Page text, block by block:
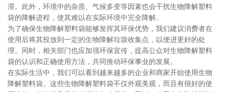
滞。此外，环境中的杂质、气候多变等因素也会干扰生物降解塑料
袋的降解进程，使其难以在实际环境中完全降解。
为了确保生物降解塑料袋能够发挥其环保优势，我们建议消费者在
使用后将其投放到一定的生物降解垃圾收集点，以便进更好的处
理。同时，相关部门也应加强环保宣传，提高公众对生物降解塑料
袋的认识和正确使用方法，共同推动环保事业的发展。
在实际生活中，我们可以看到越来越多的企业和商家开始使用生物
降解塑料袋。这些生物降解塑料袋不仅外观美观，而且有很好的使